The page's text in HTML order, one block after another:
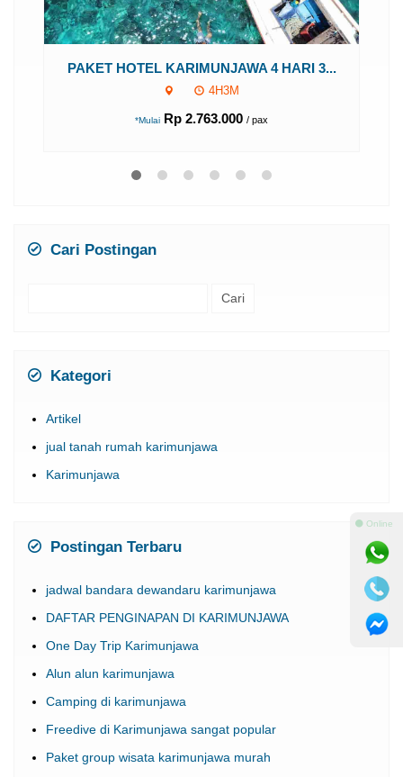
Paket villa/cottage karimunjawa ...
Karimunjawa 4H3M
Cari Postingan
Kategori
Artikel
jual tanah rumah karimunjawa
Karimunjawa
Postingan Terbaru
jadwal bandara dewandaru karimunjawa
DAFTAR PENGINAPAN DI KARIMUNJAWA
One Day Trip Karimunjawa
Alun alun karimunjawa
Camping di karimunjawa
Freedive di Karimunjawa sangat popular
Paket group wisata karimunjawa murah
⚫ Online